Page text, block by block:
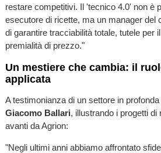
restare competitivi. Il 'tecnico 4.0' non è
esecutore di ricette, ma un manager del
di garantire tracciabilità totale, tutele per
premialità di prezzo."
Un mestiere che cambia: il
applicata
A testimonianza di un settore in
Giacomo Ballari, illustrando i progetti
avanti da Agrion:
"Negli ultimi anni abbiamo affrontato